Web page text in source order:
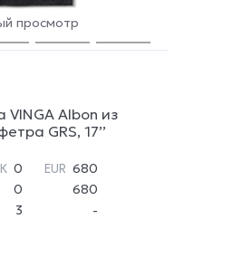
просмотр
VINGA Albon из
GRS, 17’’
0 EUR 680
0
680
3 -